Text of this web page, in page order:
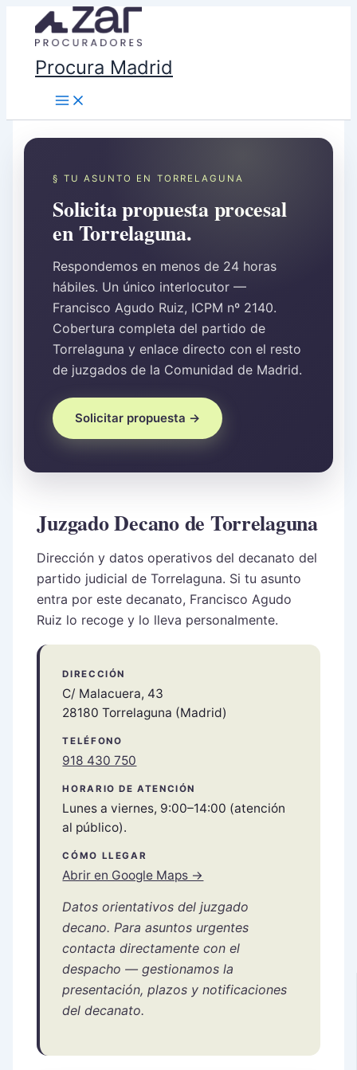
Procura Madrid
§ TU ASUNTO EN TORRELAGUNA
Solicita propuesta procesal
en Torrelaguna.
Respondemos en menos de 24 horas
hábiles. Un único interlocutor —
Francisco Agudo Ruiz, ICPM nº 2140.
Cobertura completa del partido de
Torrelaguna y enlace directo con el resto
de juzgados de la Comunidad de Madrid.
Solicitar propuesta →
Juzgado Decano de Torrelaguna
Dirección y datos operativos del decanato del
partido judicial de Torrelaguna. Si tu asunto
entra por este decanato, Francisco Agudo
Ruiz lo recoge y lo lleva personalmente.
DIRECCIÓN
C/ Malacuera, 43
28180 Torrelaguna (Madrid)
TELÉFONO
918 430 750
HORARIO DE ATENCIÓN
Lunes a viernes, 9:00–14:00 (atención
al público).
CÓMO LLEGAR
Abrir en Google Maps →
Datos orientativos del juzgado
decano. Para asuntos urgentes
contacta directamente con el
despacho — gestionamos la
presentación, plazos y notificaciones
del decanato.